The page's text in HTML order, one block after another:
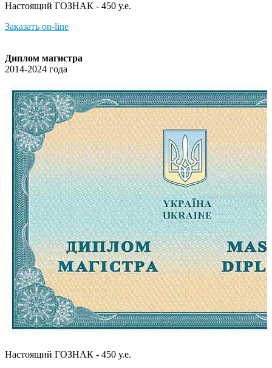
Настоящий ГОЗНАК - 450 у.е.
Заказать on-line
Диплом магистра
2014-2024 года
Настоящий ГОЗНАК - 450 у.е.